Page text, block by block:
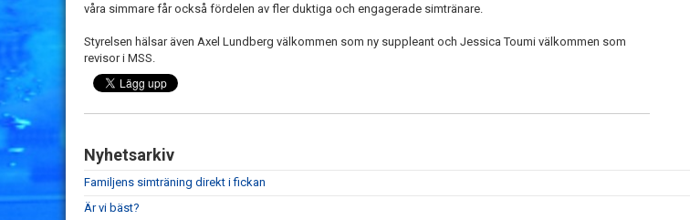
våra simmare får också fördelen av fler duktiga och engagerade simtränare.
Styrelsen hälsar även Axel Lundberg välkommen som ny suppleant och Jessica Toumi välkommen som
revisor i MSS.
Nyhetsarkiv
Familjens simträning direkt i fickan
Är vi bäst?